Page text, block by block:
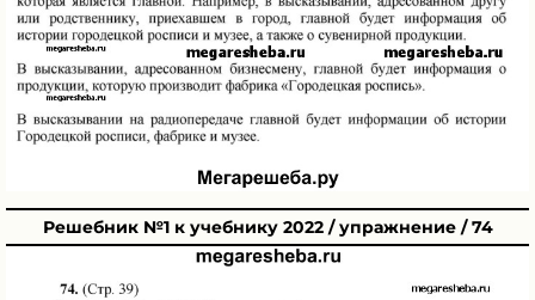
Решебник №1 к учебнику 2022 / упражнение / 74